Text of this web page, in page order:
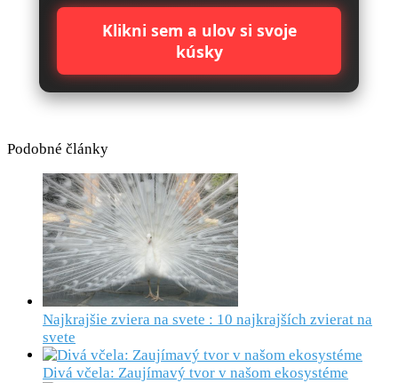
Klikni sem a ulov si svoje
kúsky
Podobné články
Najkrajšie zviera na svete : 10 najkrajších zvierat na
svete
Divá včela: Zaujímavý tvor v našom ekosystéme